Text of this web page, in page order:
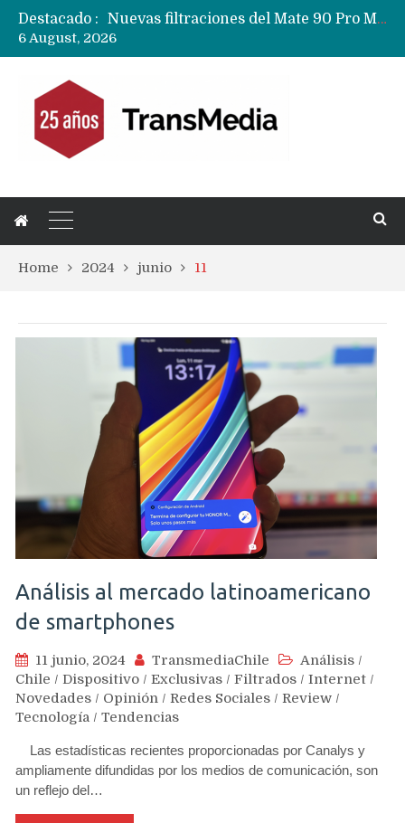
Destacado :
Nuevas filtraciones del Mate 90 Pro Max apuntan a potenciar las cámaras y pantalla OLED doble capa
6 August, 2026
Home 2024 junio 11
Análisis al mercado latinoamericano
de smartphones
11 junio, 2024 TransmediaChile Análisis /
Chile / Dispositivo / Exclusivas / Filtrados / Internet /
Novedades / Opinión / Redes Sociales / Review /
Tecnología / Tendencias
Las estadísticas recientes proporcionadas por Canalys y
ampliamente difundidas por los medios de comunicación, son
un reflejo del…